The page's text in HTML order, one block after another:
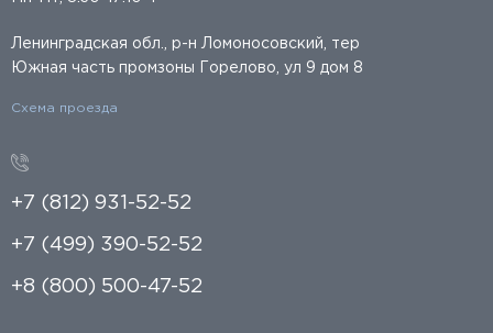
Ленинградская обл., р-н Ломоносовский, тер
Южная часть промзоны Горелово, ул 9 дом 8
Схема проезда
+7 (812) 931-52-52
+7 (499) 390-52-52
+8 (800) 500-47-52